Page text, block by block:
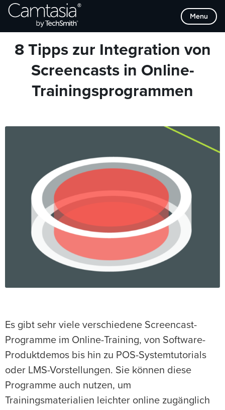
Direkt
zum
Menu
Browse Categories
8 Tipps zur Integration von
Screencasts in Online-
Trainingsprogrammen
Es gibt sehr viele verschiedene Screencast-
Programme im Online-Training, von Software-
Produktdemos bis hin zu POS-Systemtutorials
oder LMS-Vorstellungen. Sie können diese
Programme auch nutzen, um
Trainingsmaterialien leichter online zugänglich